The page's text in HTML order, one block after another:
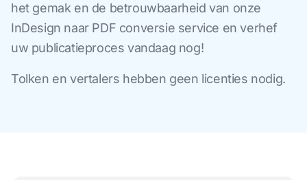
het gemak en de betrouwbaarheid van onze
InDesign naar PDF conversie service en verhef
uw publicatieproces vandaag nog!
Tolken en vertalers hebben geen licenties nodig.